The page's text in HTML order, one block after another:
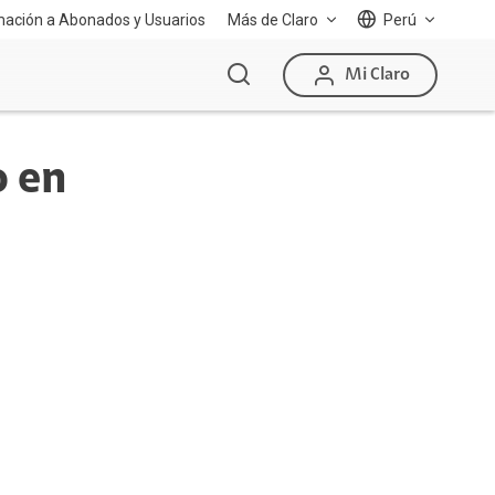
a Abonados y Usuarios Más de Claro Perú
Mi Claro
en